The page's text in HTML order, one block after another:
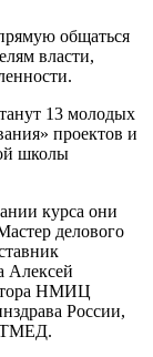
общаться
власти,
13 молодых
проектов и
школы
курса они
делового
Алексей
НМИЦ
России,